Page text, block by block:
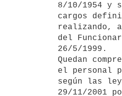
8/10/1954 y
cargos
realizando,
del
26/5/1999.
Quedan
el personal
según las
29/11/2001